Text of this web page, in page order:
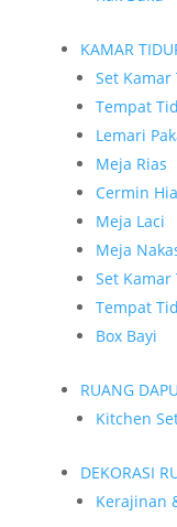
KAMAR
Set
Tempat
Lemari
Meja Rias
Cermin
Meja Laci
Meja
Set
Tempat
Box Bayi
RUANG
Kitchen
DEKORASI
Kerajinan